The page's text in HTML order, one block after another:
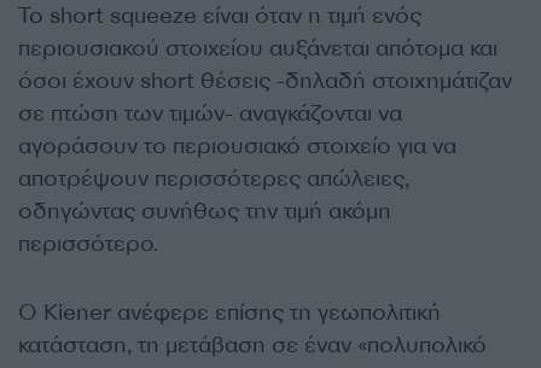
To short squeeze είναι όταν η τιμή ενός
περιουσιακού στοιχείου αυξάνεται απότομα και
όσοι έχουν short θέσεις -δηλαδή στοιχημάτιζαν
σε πτώση των τιμών- αναγκάζονται να
αγοράσουν το περιουσιακό στοιχείο για να
αποτρέψουν περισσότερες απώλειες,
οδηγώντας συνήθως την τιμή ακόμη
περισσότερο.
Ο Kiener ανέφερε επίσης τη γεωπολιτική
κατάσταση, τη μετάβαση σε έναν «πολυπολικό